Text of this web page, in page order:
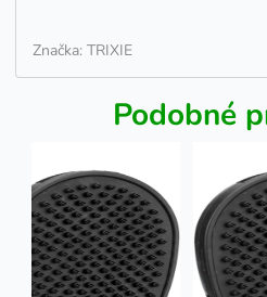
Značka: TRIXIE
Podobné